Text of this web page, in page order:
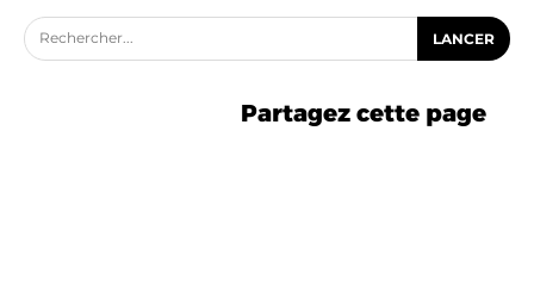
Rechercher... LANCER
Partagez cette page